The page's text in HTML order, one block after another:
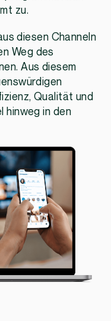
zu.
diesen Channeln
Weg des
Aus diesem
Qualität und
hinweg in den